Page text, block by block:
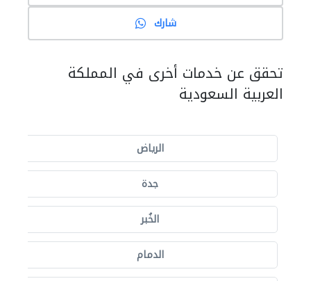
شارك
تحقق عن خدمات أخرى في المملكة
العربية السعودية
الرياض
جدة
الخُبر
الدمام